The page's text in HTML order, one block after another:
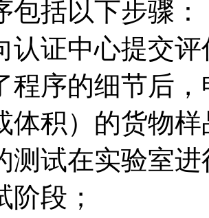
包括以下步骤：
认证中心提交
程序的细节后
体积）的货物样
测试在实验室
段；